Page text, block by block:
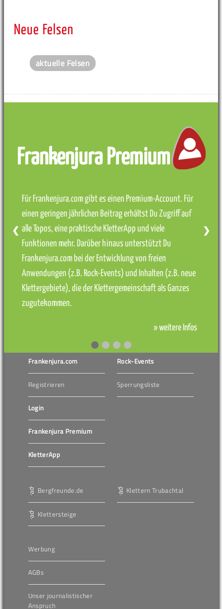
Neue Felsen
aktuelle Felsen
Frankenjura Premium
Für Frankenjura.com gibt es einen Premium-Account. Für
einen geringen jährlichen Beitrag erhältst Du Zugriff auf
alle Topos, eine praktische KletterApp und viele
Funktionen mehr. Darüber hinaus unterstützt Du
Frankenjura.com bei der Entwicklung von freien
Anwendungen (z.B. Rock-Events) und Inhalten (z.B. neue
Klettergebiete), die der Klettergemeinschaft als Ganzes
zugutekommen.
» weitere Infos
❮ ❯
Frankenjura.com
Registrieren
Login
Frankenjura Premium
KletterApp
Rock-Events
Sperrungsliste
Bergfreunde.de
Klettersteige
Klettern Trubachtal
Werbung
AGBs
Unser journalistischer
Anspruch